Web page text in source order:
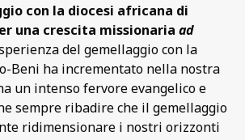
con la diocesi africana di
una crescita missionaria ad
del gemellaggio con la
Beni ha incrementato nella nostra
un intenso fervore evangelico e
sempre ribadire che il gemellaggio
ridimensionare i nostri orizzonti